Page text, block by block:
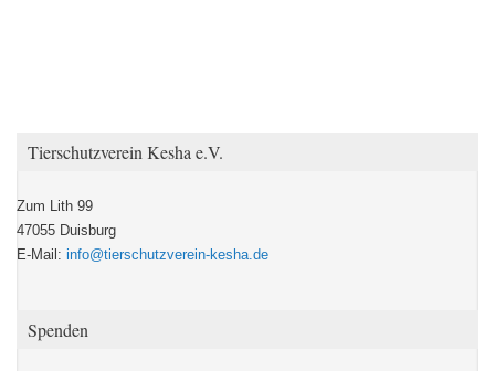
Tierschutzverein Kesha e.V.
Zum Lith 99
47055 Duisburg
E-Mail: info@tierschutzverein-kesha.de
Spenden